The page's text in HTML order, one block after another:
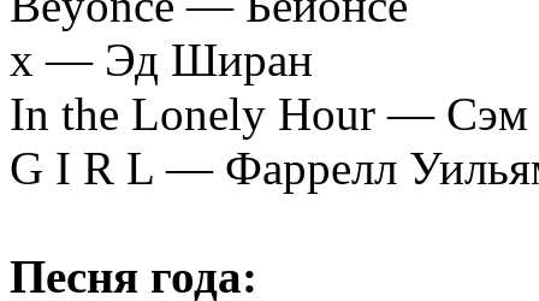
x — Эд Ширан
In the Lonely Hour —
G I R L — Фаррелл
Песня года: